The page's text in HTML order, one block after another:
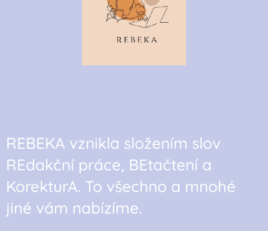
REBEKA vznikla složením slov
REdakční práce, BEtačtení a
KorekturA. To všechno a mnohé
jiné vám nabízíme.